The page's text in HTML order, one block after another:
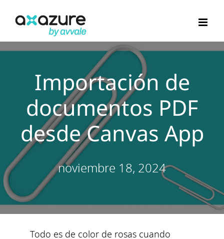
contenido
Importación de
documentos PDF
desde Canvas App
noviembre 18, 2024
Todo es de color de rosas cuando